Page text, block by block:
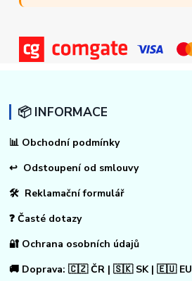
📦 INFORMACE
📊 Obchodní podmínky
↩ Odstoupení od smlouvy
🛠 Reklamační formulář
❓ Časté dotazy
🔐 Ochrana osobních údajů
🚚 Doprava: 🇨🇿 ČR | 🇸🇰 SK | 🇪🇺 EU